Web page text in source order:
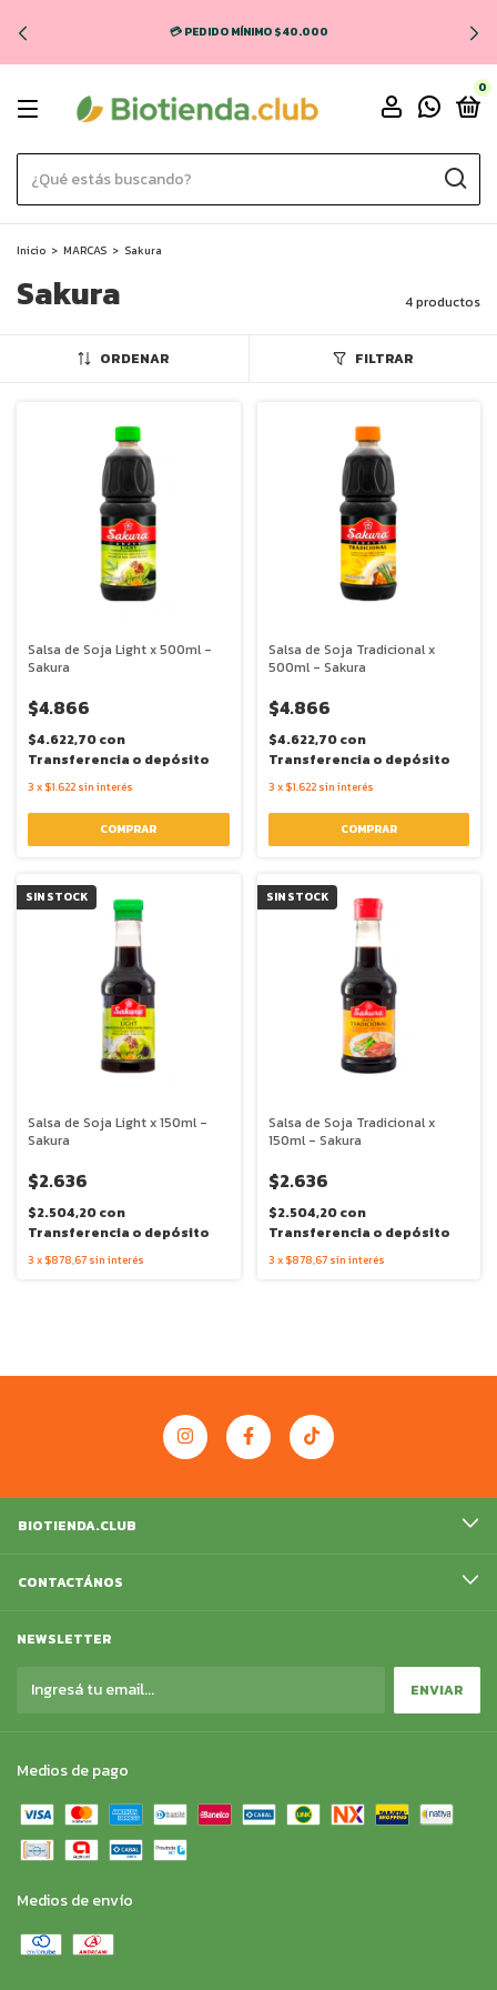
💳 PEDIDO MÍNIMO $40.000
0
Inicio > MARCAS > Sakura
Sakura 4 productos
ORDENAR FILTRAR
Salsa de Soja Light x 500ml -
Sakura
$4.866
$4.622,70con
Transferencia o depósito
3 x $1.622 sin interés
Salsa de Soja Tradicional x
500ml - Sakura
$4.866
$4.622,70con
Transferencia o depósito
3 x $1.622 sin interés
SIN STOCK
Salsa de Soja Light x 150ml -
Sakura
$2.636
$2.504,20con
Transferencia o depósito
3 x $878,67 sin interés
SIN STOCK
Salsa de Soja Tradicional x
150ml - Sakura
$2.636
$2.504,20con
Transferencia o depósito
3 x $878,67 sin interés
BIOTIENDA.CLUB
CONTACTÁNOS
NEWSLETTER
Medios de pago
Medios de envío